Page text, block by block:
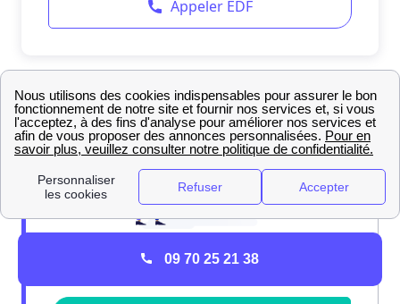
09 70 25 21 38